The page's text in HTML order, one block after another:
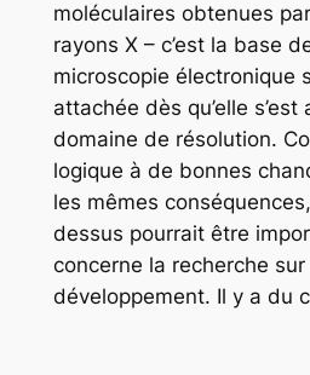
moléculaires obtenues
rayons X – c’est la base
microscopie électronique
attachée dès qu’elle
domaine de résolution.
logique à de bonnes
les mêmes
dessus pourrait être
concerne la recherche sur
développement. Il y a du